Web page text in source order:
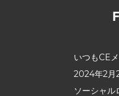
いつもCE
2024年2月
ソーシャ